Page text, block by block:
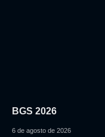
BGS 2026
6 de agosto de 2026